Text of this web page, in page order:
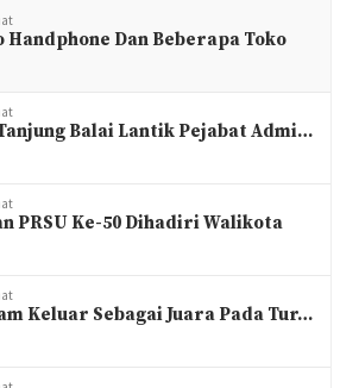
Handphone Dan Beberapa Toko
Balai Lantik Pejabat Admi…
PRSU Ke-50 Dihadiri Walikota
Keluar Sebagai Juara Pada Tur…